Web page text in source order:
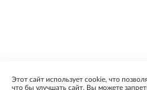
Этот сайт использует cookie, что
что бы улучшать сайт. Вы можете